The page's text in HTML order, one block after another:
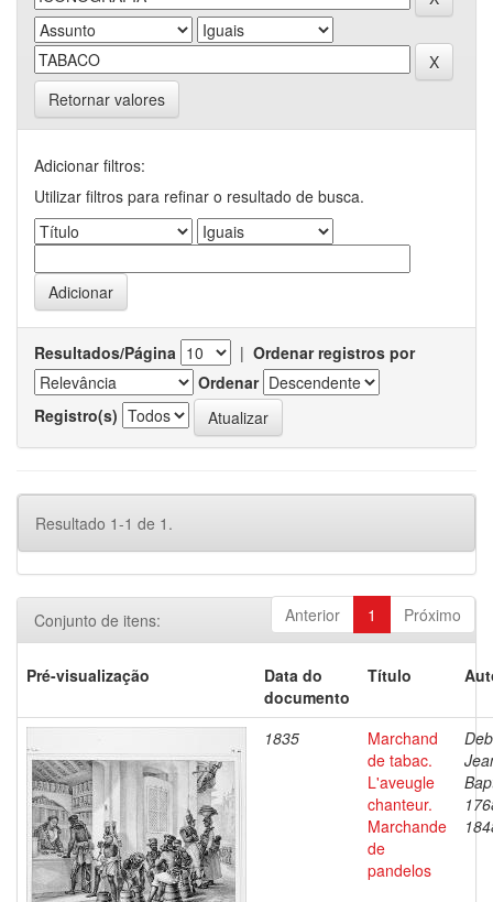
Retornar valores
Adicionar filtros:
Utilizar filtros para refinar o resultado de busca.
Resultados/Página | Ordenar registros por
Ordenar
Registro(s)
Resultado 1-1 de 1.
Anterior 1 Próximo
Conjunto de itens:
Pré-visualização
Data do
documento
Título
1835
Marchand
de tabac.
L'aveugle
chanteur.
Marchande
de
pandelos